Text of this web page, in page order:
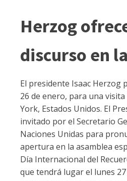
Herzog
discurso en
El presidente Isaac Herzog
26 de enero, para una
York, Estados Unidos. El
invitado por el Secretario
Naciones Unidas para
apertura en la asamblea
Día Internacional del
que tendrá lugar el lunes